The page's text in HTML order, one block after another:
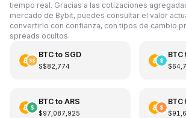
tiempo real. Gracias a las cotizaciones
mercado de Bybit, puedes consultar el valor
convertirlo con confianza, con tipos de cambio
spreads ocultos.
BTCto SGD
S$82,774
BTC
BTCto ARS
$97,087,925
BTC